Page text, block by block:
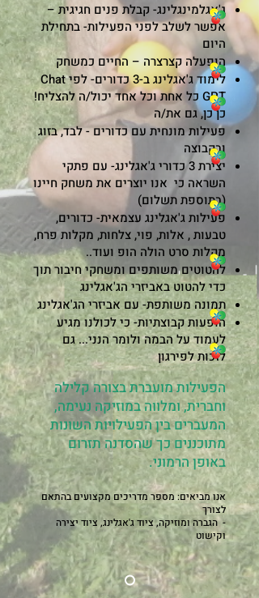
ג'אגלמינגלינג- קבלת פנים חגיגית –
אפשר לשלב לפני הפעילות- בתחילת
היום
הופעלה קצרצרה – החיים כמשחק
לימוד ג'אגלינג ב-3 כדורים- לפי Chat
GPT כל אחת וכל אחד יכול/ה להצליח!
כן כן, גם את/ה
פעילות מונחית עם כדורים - לבד, בזוג
ובקבוצה
יצירת 3 כדורי ג'אגלינג- עם פתקי
השראה כי אנו יוצרים את משחק חיינו
(בתוספת תשלום)
פעילות ג'אגלינג עצמאית- כדורים,
טבעות , אלות, פוי, צלחות, מקלות פרח,
מקלות סרט הולה הופ ועוד..
להטוטים משותפים ומשחקי חיבור תוך
כדי להטוט באביזרי הג'אגלינג
תמונה משותפת- עם אביזרי הג'אגלינג
הופעות קבוצתיות- כי לכולנו מגיע
לעמוד על הבמה ולומר הנני... גם
לזכות לפירגון
הפעילות מועברת בצורה קלילה
וחברית, ומלווה במוזיקה נעימה,
המעברים בין הפעילויות השונות
מתוכננים כך שהסדנה תזרום
באופן הרמוני.
אנו מביאים: מספר מדריכים מקצועים בהתאם
לצורך
- הגברה ומוזיקה, ציוד ג'אגלינג, ציוד יצירה
וקישוט